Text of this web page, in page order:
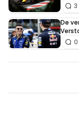
3
De
0